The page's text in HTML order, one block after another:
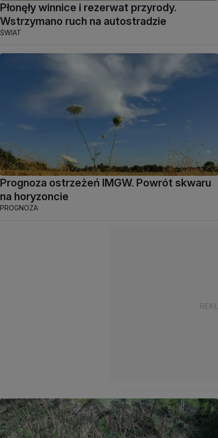
Płonęły winnice i rezerwat przyrody.
Wstrzymano ruch na autostradzie
ŚWIAT
Prognoza ostrzeżeń IMGW. Powrót skwaru
na horyzoncie
PROGNOZA